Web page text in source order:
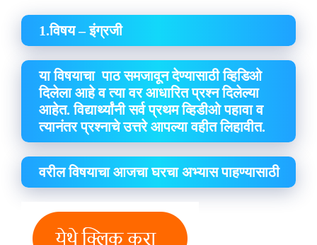
1.विषय – इंग्रजी
या विषयाचा पाठ समजावून देण्यासाठी व्हिडिओ
दिलेला आहे व त्या वर आधारित प्रश्न दिलेल्या
आहेत. विद्यार्थ्यांनी सर्व प्रथम व्हिडीओ पहावा व
त्यानंतर प्रश्नाचे उत्तरे आपल्या वहीत लिहावीत.
वरील विषयाचा आजचा घरचा अभ्यास पाहण्यासाठी